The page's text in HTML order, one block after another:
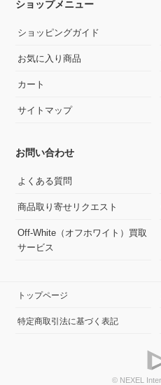
ショップメニュー
ショッピングガイド
お気に入り商品
カート
サイトマップ
お問い合わせ
よくある質問
商品取り寄せリクエスト
Off-White（オフホワイト）買取
サービス
トップページ
特定商取引法に基づく表記
© NEXEL